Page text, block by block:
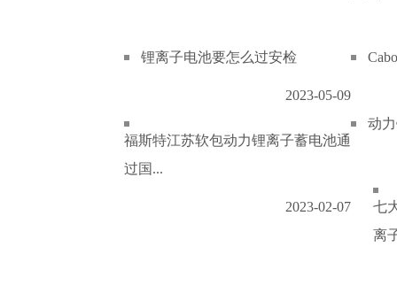
锂离子电池要怎么过安检
2023-05-09
福斯特江苏软包动力锂离子蓄电池通
过国...
2023-02-07
动
七
离